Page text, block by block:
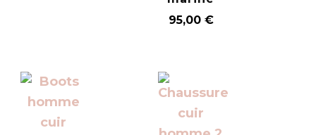
95,00 €